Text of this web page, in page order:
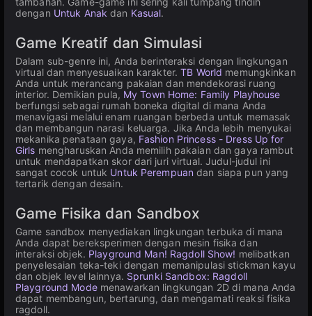
dengan Untuk Anak dan Kasual.
Game Kreatif dan Simulasi
Dalam sub-genre ini, Anda berinteraksi dengan lingkungan
virtual dan menyesuaikan karakter.TB World memungkinkan
Anda untuk merancang pakaian dan mendekorasi ruang
interior. Demikian pula, My Town Home: Family Playhouse
berfungsi sebagai rumah boneka digital di mana Anda
menavigasi melalui enam ruangan berbeda untuk memasak
dan membangun narasi keluarga. Jika Anda lebih menyukai
mekanika penataan gaya, Fashion Princess - Dress Up for
Girls mengharuskan Anda memilih pakaian dan gaya rambut
untuk mendapatkan skor dari juri virtual. Judul-judul ini
sangat cocok untuk Untuk Perempuan dan siapa pun yang
tertarik dengan desain.
Game Fisika dan Sandbox
Game sandbox menyediakan lingkungan terbuka di mana
Anda dapat bereksperimen dengan mesin fisika dan
interaksi objek. Playground Man! Ragdoll Show! melibatkan
penyelesaian teka-teki dengan memanipulasi stickman kayu
dan objek level lainnya. Sprunki Sandbox: Ragdoll
Playground Modemenawarkan lingkungan 2D di mana Anda
dapat membangun, bertarung, dan mengamati reaksi fisika
ragdoll.